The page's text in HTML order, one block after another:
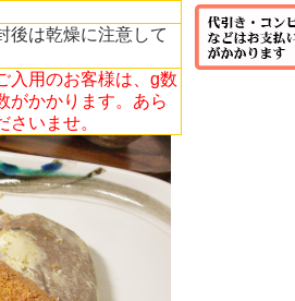
後は乾燥に注意して
入用のお客様は、g数
がかかります。あら
さいませ。